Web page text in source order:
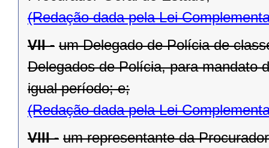
(Redação dada pela Lei
VII - um Delegado de Polícia de
Delegados de Polícia, para mandato
igual período; e;
(Redação dada pela Lei
VIII - um representante da